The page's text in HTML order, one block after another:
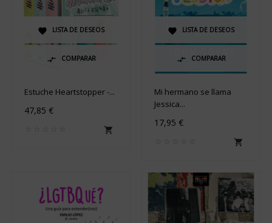
 LISTA DE DESEOS
 COMPARAR
Estuche Heartstopper -...
47,85 €

 LISTA DE DESEOS
 COMPARAR
Mi hermano se llama
Jessica...
17,95 €
